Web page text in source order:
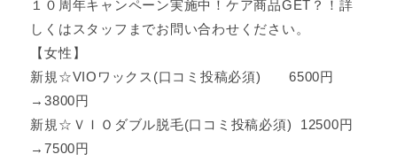
１０周年キャンペーン実施中！ケア商品GET？！詳
しくはスタッフまでお問い合わせください。
【女性】
新規☆VIOワックス(口コミ投稿必須) 6500円
→3800円
新規☆ＶＩＯダブル脱毛(口コミ投稿必須) 12500円
→7500円